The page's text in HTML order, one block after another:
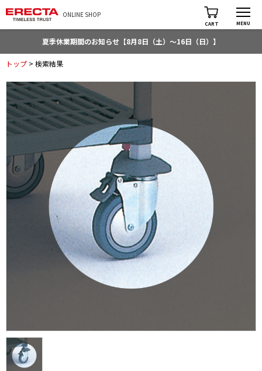
ONLINE SHOP
CART MENU
夏季休業期間のお知らせ【8月8日（土）～16日（日）】
トップ > 検索結果